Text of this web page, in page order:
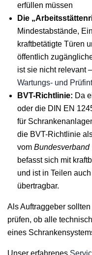
erfüllen müssen
Die
Mindestabstände,
kraftbetätigte Türen
öffentlich
ist sie nicht relevant
Wartungs- und
BVT-Richtlinie: Da
oder die DIN EN
für
die BVT-Richtlinie
vom Bundesverband
befasst sich mit
und ist in Teilen
übertragbar.
Als Auftraggeber
prüfen, ob alle
eines
Unser erfahrenes